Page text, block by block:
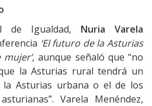
de Igualdad, Nuria Varela
‘El futuro de la Asturias
, aunque señaló que “no
la Asturias rural tendrá un
Asturias urbana o el de los
Varela Menéndez,